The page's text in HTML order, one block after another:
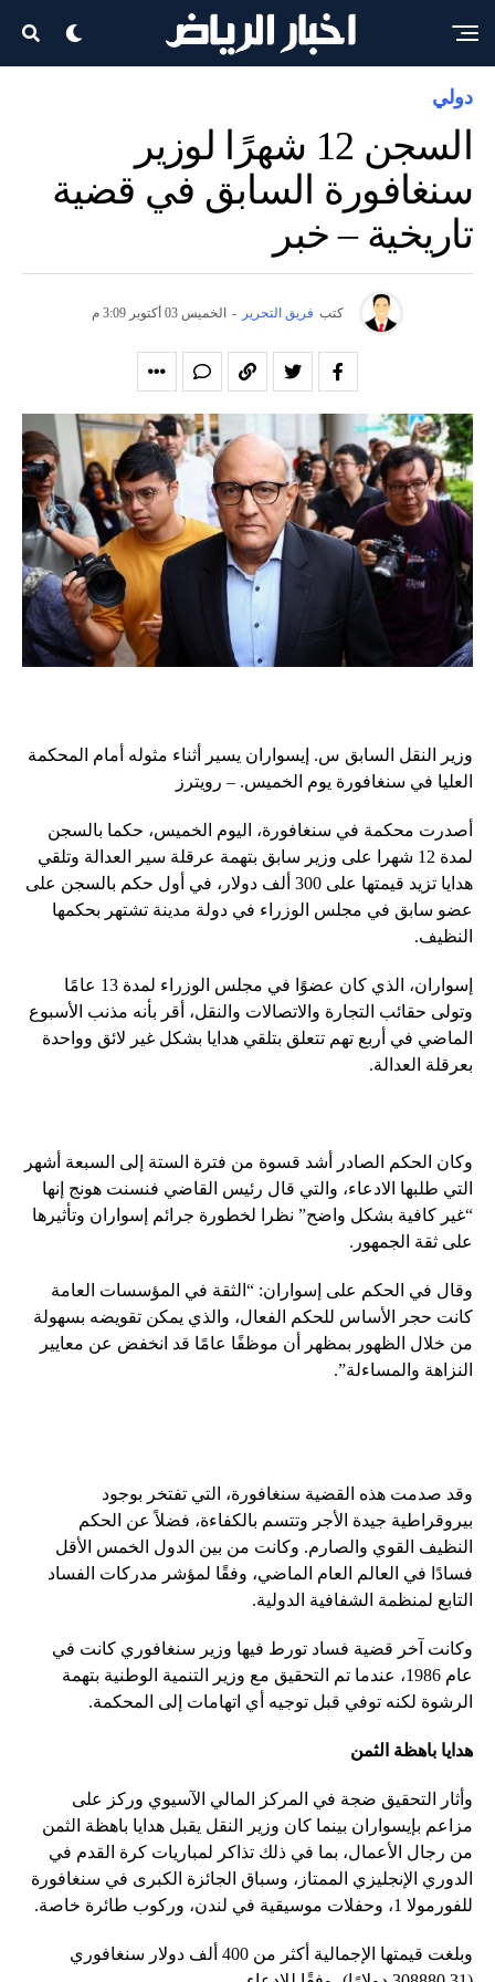
دولي
السجن 12 شهرًا لوزير
سنغافورة السابق في قضية
تاريخية – خبر
كتب فريق التحرير - الخميس 03 أكتوبر 3:09 م
وزير النقل السابق س. إيسواران يسير أثناء مثوله أمام المحكمة
العليا في سنغافورة يوم الخميس. – رويترز
أصدرت محكمة في سنغافورة، اليوم الخميس، حكما بالسجن
لمدة 12 شهرا على وزير سابق بتهمة عرقلة سير العدالة وتلقي
هدايا تزيد قيمتها على 300 ألف دولار، في أول حكم بالسجن على
عضو سابق في مجلس الوزراء في دولة مدينة تشتهر بحكمها
النظيف.
إسواران، الذي كان عضوًا في مجلس الوزراء لمدة 13 عامًا
وتولى حقائب التجارة والاتصالات والنقل، أقر بأنه مذنب الأسبوع
الماضي في أربع تهم تتعلق بتلقي هدايا بشكل غير لائق وواحدة
بعرقلة العدالة.
وكان الحكم الصادر أشد قسوة من فترة الستة إلى السبعة أشهر
التي طلبها الادعاء، والتي قال رئيس القاضي فنسنت هونج إنها
“غير كافية بشكل واضح” نظرا لخطورة جرائم إسواران وتأثيرها
على ثقة الجمهور.
وقال في الحكم على إسواران: “الثقة في المؤسسات العامة
كانت حجر الأساس للحكم الفعال، والذي يمكن تقويضه بسهولة
من خلال الظهور بمظهر أن موظفًا عامًا قد انخفض عن معايير
النزاهة والمساءلة”.
وقد صدمت هذه القضية سنغافورة، التي تفتخر بوجود
بيروقراطية جيدة الأجر وتتسم بالكفاءة، فضلاً عن الحكم
النظيف القوي والصارم. وكانت من بين الدول الخمس الأقل
فسادًا في العالم العام الماضي، وفقًا لمؤشر مدركات الفساد
التابع لمنظمة الشفافية الدولية.
وكانت آخر قضية فساد تورط فيها وزير سنغافوري كانت في
عام 1986، عندما تم التحقيق مع وزير التنمية الوطنية بتهمة
الرشوة لكنه توفي قبل توجيه أي اتهامات إلى المحكمة.
هدايا باهظة الثمن
وأثار التحقيق ضجة في المركز المالي الآسيوي وركز على
مزاعم بإيسواران بينما كان وزير النقل يقبل هدايا باهظة الثمن
من رجال الأعمال، بما في ذلك تذاكر لمباريات كرة القدم في
الدوري الإنجليزي الممتاز، وسباق الجائزة الكبرى في سنغافورة
للفورمولا 1، وحفلات موسيقية في لندن، وركوب طائرة خاصة.
وبلغت قيمتها الإجمالية أكثر من 400 ألف دولار سنغافوري